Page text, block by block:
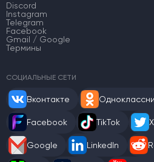
Discord
Instagram
Telegram
Facebook
Gmail / Google
Термины
СОЦИАЛЬНЫЕ СЕТИ
Вконтакте
Facebook TikTok
Google LinkedIn